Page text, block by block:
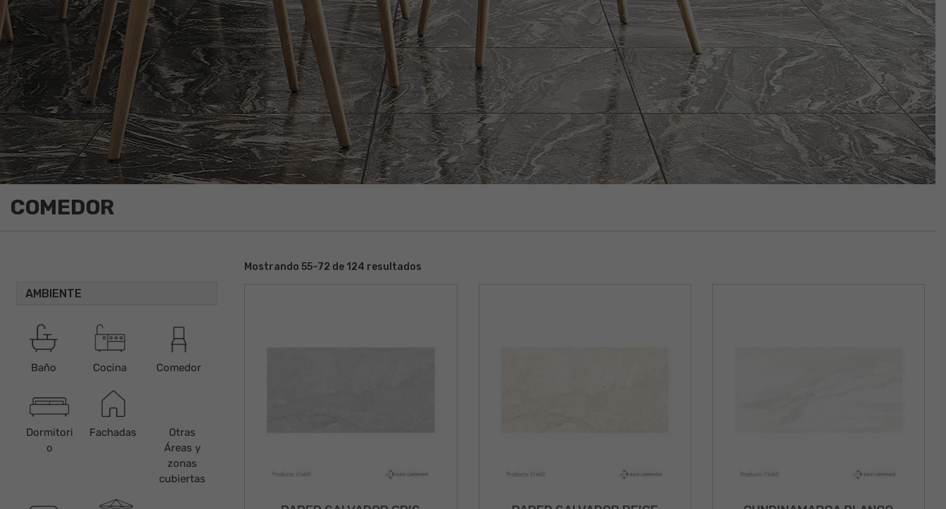
COMEDOR
AMBIENTE
Baño Cocina Comedor
Dormitori
o
Fachadas
Otras
Áreas y
zonas
cubiertas
Mostrando 55–72 de 124 resultados